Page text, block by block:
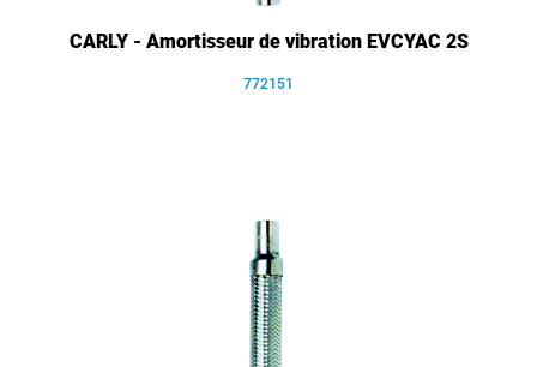
CARLY - Amortisseur de vibration EVCYAC 2S
772151